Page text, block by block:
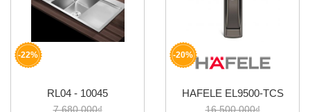
-22%
RL04 - 10045
7.680.000₫
-20%
HAFELE EL9500-TCS
16.500.000₫